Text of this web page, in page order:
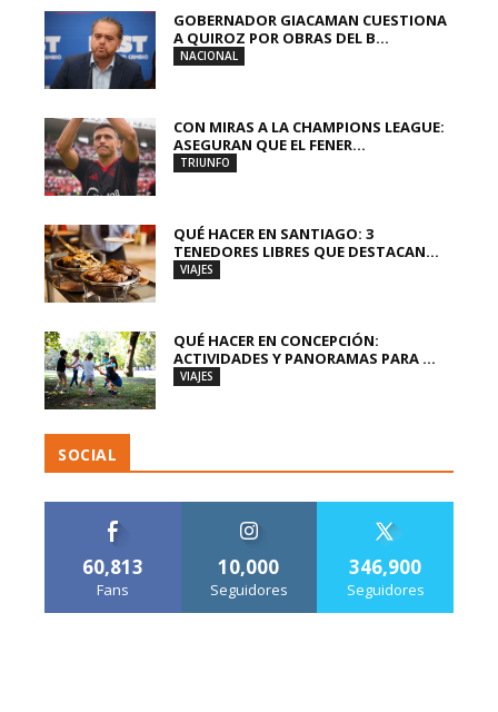
GOBERNADOR GIACAMAN CUESTIONA
A QUIROZ POR OBRAS DEL B...
NACIONAL
CON MIRAS A LA CHAMPIONS LEAGUE:
ASEGURAN QUE EL FENER...
TRIUNFO
QUÉ HACER EN SANTIAGO: 3
TENEDORES LIBRES QUE DESTACAN...
VIAJES
QUÉ HACER EN CONCEPCIÓN:
ACTIVIDADES Y PANORAMAS PARA ...
VIAJES
SOCIAL
60,813
Fans
10,000
Seguidores
346,900
Seguidores